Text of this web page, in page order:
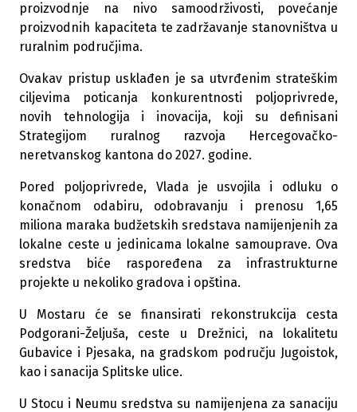
proizvodnje na nivo samoodrživosti, povećanje
proizvodnih kapaciteta te zadržavanje stanovništva u
ruralnim područjima.
Ovakav pristup usklađen je sa utvrđenim strateškim
ciljevima poticanja konkurentnosti poljoprivrede,
novih tehnologija i inovacija, koji su definisani
Strategijom ruralnog razvoja Hercegovačko-
neretvanskog kantona do 2027. godine.
Pored poljoprivrede, Vlada je usvojila i odluku o
konačnom odabiru, odobravanju i prenosu 1,65
miliona maraka budžetskih sredstava namijenjenih za
lokalne ceste u jedinicama lokalne samouprave. Ova
sredstva biće raspoređena za infrastrukturne
projekte u nekoliko gradova i opština.
U Mostaru će se finansirati rekonstrukcija cesta
Podgorani-Željuša, ceste u Drežnici, na lokalitetu
Gubavice i Pjesaka, na gradskom području Jugoistok,
kao i sanacija Splitske ulice.
U Stocu i Neumu sredstva su namijenjena za sanaciju